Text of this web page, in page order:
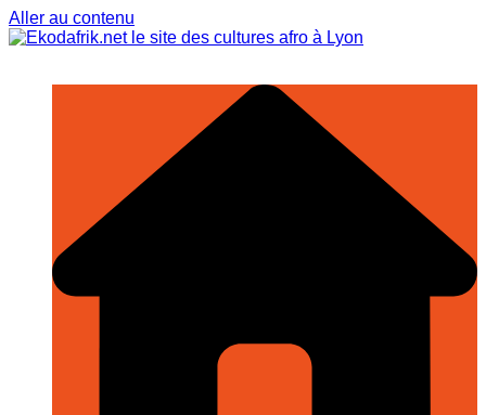
Aller au contenu